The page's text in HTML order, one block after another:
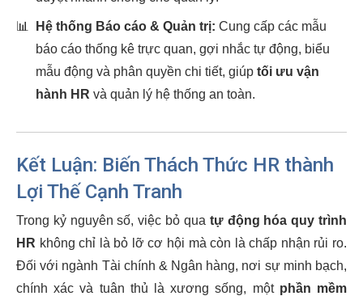
📊 Hệ thống Báo cáo & Quản trị: Cung cấp các mẫu
báo cáo thống kê trực quan, gợi nhắc tự động, biểu
mẫu động và phân quyền chi tiết, giúp tối ưu vận
hành HR và quản lý hệ thống an toàn.
Kết Luận: Biến Thách Thức HR thành
Lợi Thế Cạnh Tranh
Trong kỷ nguyên số, việc bỏ qua tự động hóa quy trình
HR không chỉ là bỏ lỡ cơ hội mà còn là chấp nhận rủi ro.
Đối với ngành Tài chính & Ngân hàng, nơi sự minh bạch,
chính xác và tuân thủ là xương sống, một phần mềm